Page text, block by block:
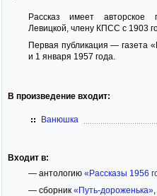
Рассказ имеет авторское
Левицкой, члену КПСС с 1903
Первая публикация — газета
и 1 января 1957 года.
В произведение входит:
Ванюшка
Входит в:
— антологию «Рассказы 1956
— сборник «Путь-дороженька»,